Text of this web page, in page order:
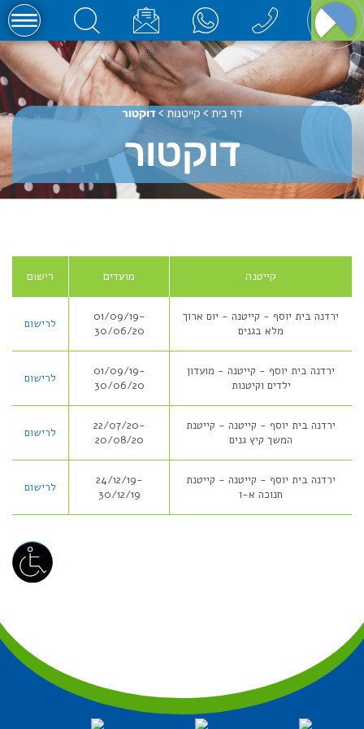
דף בית > קייטנות > דוקטור
דוקטור
קייטנה מועדים רישום
ירדנה בית יוסף - קייטנה - יום ארוך
מלא בגנים
01/09/19-
30/06/20
לרישום
ירדנה בית יוסף - קייטנה - מועדון
ילדים וקיטנות
01/09/19-
30/06/20
לרישום
ירדנה בית יוסף - קייטנה - קייטנת
המשך קיץ גנים
22/07/20-
20/08/20
לרישום
ירדנה בית יוסף - קייטנה - קייטנת
חנוכה א-ו
24/12/19-
30/12/19
לרישום